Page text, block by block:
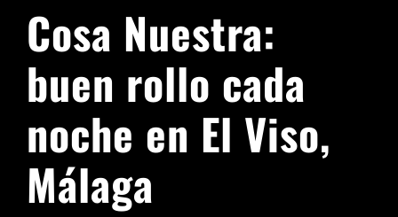
Cosa Nuestra:
buen rollo cada
noche en El Viso,
Málaga